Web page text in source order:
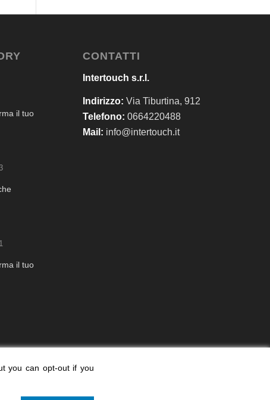
il tuo
il tuo
CONTATTI
Intertouch s.r.l.
Indirizzo: Via Tiburtina, 912
Telefono: 0664220488
Mail: info@intertouch.it
you can opt-out if you